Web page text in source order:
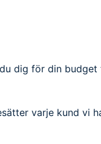
dig för din
varje kund vi